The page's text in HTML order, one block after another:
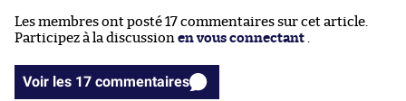
Les membres ont posté 17 commentaires sur cet article.
Participez à la discussion en vous connectant
Voir les 17 commentaires